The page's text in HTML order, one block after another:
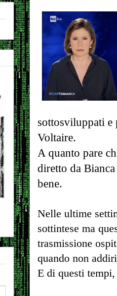
sottosviluppati e
Voltaire.
A quanto pare
diretto da
bene.
Nelle ultime
sottintese ma
trasmissione
quando non
E di questi